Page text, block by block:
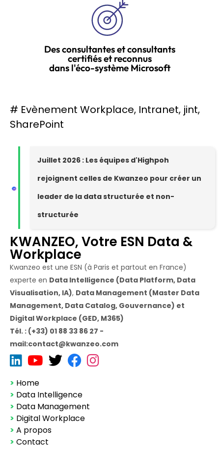
Des consultantes et consultants
certifiés et reconnus
dans l'éco-système Microsoft
# Evènement Workplace, Intranet, jint,
SharePoint
Juillet 2026 : Les équipes d'Highpoh
rejoignent celles de Kwanzeo pour créer un
leader de la data structurée et non-
structurée
KWANZEO, Votre ESN Data &
Workplace
Kwanzeo est une ESN (à Paris et partout en France)
experte en Data Intelligence (Data Platform, Data
Visualisation, IA), Data Management (Master Data
Management, Data Catalog, Gouvernance) et
Digital Workplace (GED, M365)
Tél. : (+33) 01 88 33 86 27 -
mail:contact@kwanzeo.com
> Home
> Data Intelligence
> Data Management
> Digital Workplace
> A propos
> Contact